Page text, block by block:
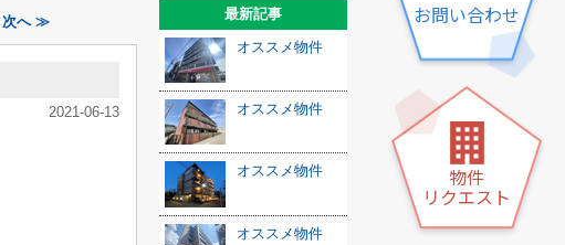
次へ ≫
2021-06-13
最新記事
オススメ物件
オススメ物件
オススメ物件
オススメ物件
お問い合わせ
物件
リクエスト